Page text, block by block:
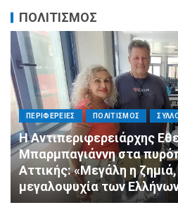
ΠΟΛΙΤΙΣΜΟΣ
ΠΟΛΙΤΙΣΜΟΣ ΣΥΛΛΟΓΟΙ - ΕΝΩΣΕΙΣ
Πνιγμός: Ο Σιωπηλός
Μοιάζει με τις Ταινίες